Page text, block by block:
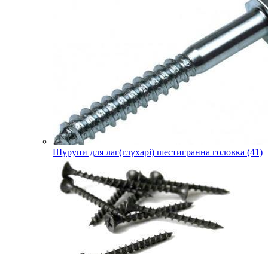
Шурупи для лаг(глухарі) шестигранна головка (41)